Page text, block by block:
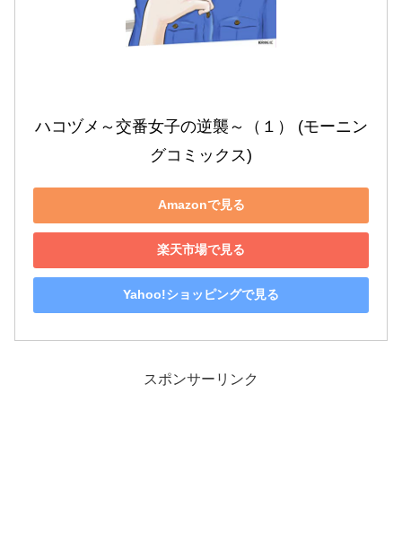
ハコヅメ～交番女子の逆襲～（１） (モーニン
グコミックス)
Amazonで見る
楽天市場で見る
Yahoo!ショッピングで見る
スポンサーリンク